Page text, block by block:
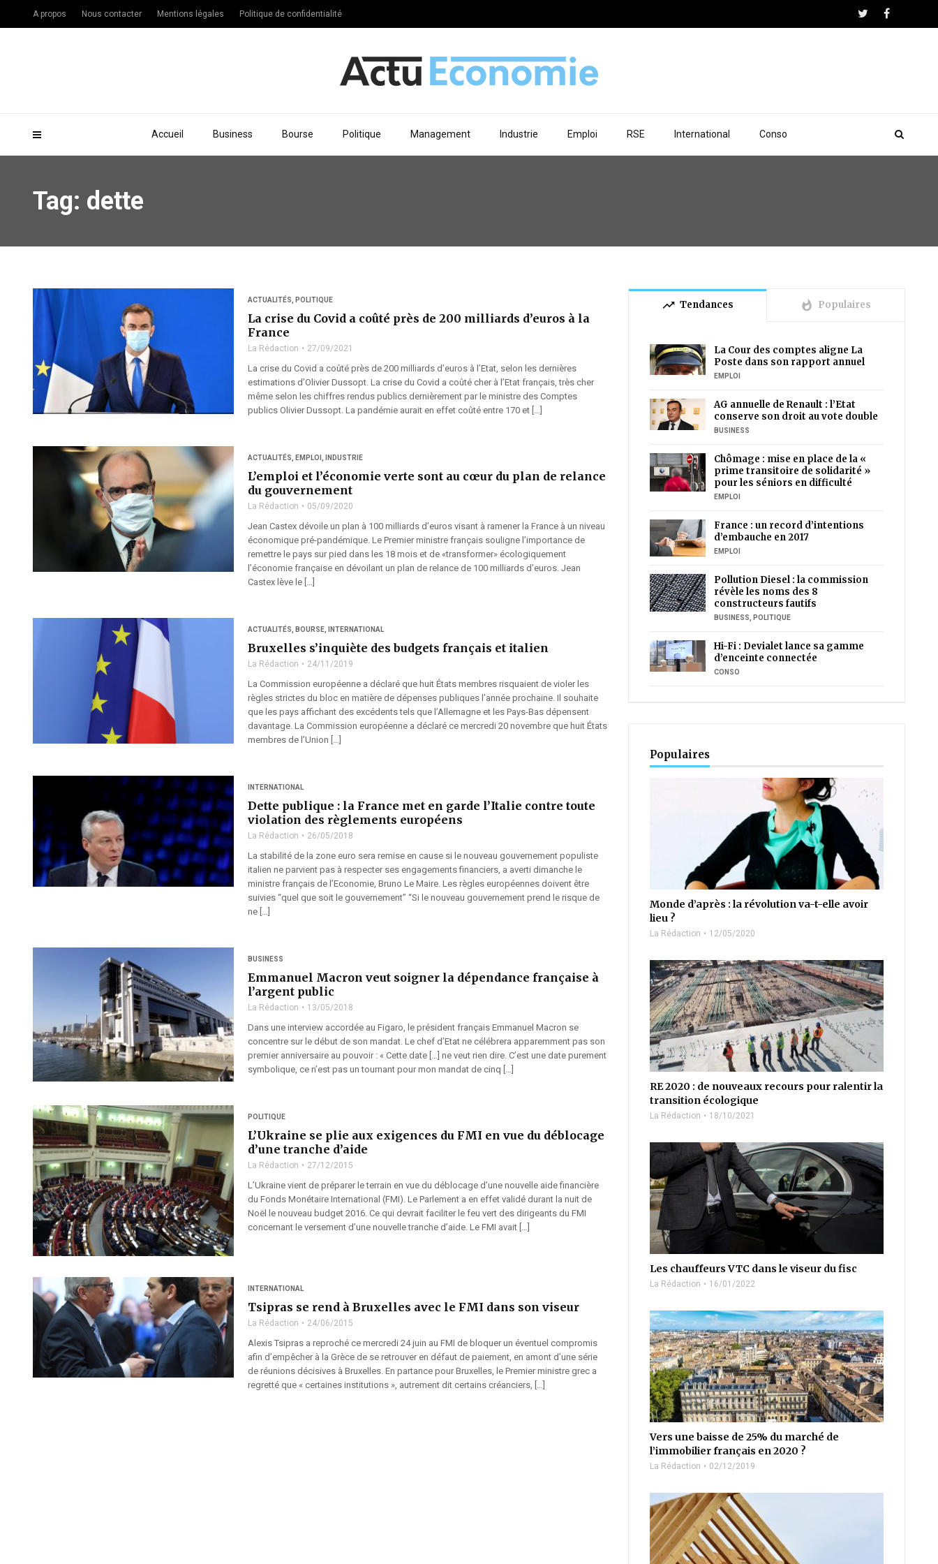
Accueil Business Bourse Politique Management Industrie Emploi RSE International Conso
A propos Nous contacter Mentions légales Politique de confidentialité
Tag: dette
ACTUALITÉS POLITIQUE
La crise du Covid a coûté près de 200 milliards d’euros à la
France
La Rédaction 27/09/2021
La crise du Covid a coûté près de 200 milliards d’euros à l’Etat, selon les dernières
estimations d’Olivier Dussopt. La crise du Covid a coûté cher à l’Etat français, très cher
même selon les chiffres rendus publics dernièrement par le ministre des Comptes
publics Olivier Dussopt. La pandémie aurait en effet coûté entre 170 et […]
ACTUALITÉS EMPLOI INDUSTRIE
L’emploi et l’économie verte sont au cœur du plan de relance
du gouvernement
La Rédaction 05/09/2020
Jean Castex dévoile un plan à 100 milliards d’euros visant à ramener la France à un niveau
économique pré-pandémique. Le Premier ministre français souligne l’importance de
remettre le pays sur pied dans les 18 mois et de «transformer» écologiquement
l’économie française en dévoilant un plan de relance de 100 milliards d’euros. Jean
Castex lève le […]
ACTUALITÉS BOURSE INTERNATIONAL
Bruxelles s’inquiète des budgets français et italien
La Rédaction 24/11/2019
La Commission européenne a déclaré que huit États membres risquaient de violer les
règles strictes du bloc en matière de dépenses publiques l’année prochaine. Il souhaite
que les pays affichant des excédents tels que l’Allemagne et les Pays-Bas dépensent
davantage. La Commission européenne a déclaré ce mercredi 20 novembre que huit États
membres de l’Union […]
INTERNATIONAL
Dette publique : la France met en garde l’Italie contre toute
violation des règlements européens
La Rédaction 26/05/2018
La stabilité de la zone euro sera remise en cause si le nouveau gouvernement populiste
italien ne parvient pas à respecter ses engagements financiers, a averti dimanche le
ministre français de l’Economie, Bruno Le Maire. Les règles européennes doivent être
suivies “quel que soit le gouvernement” “Si le nouveau gouvernement prend le risque de
ne […]
BUSINESS
Emmanuel Macron veut soigner la dépendance française à
l’argent public
La Rédaction 13/05/2018
Dans une interview accordée au Figaro, le président français Emmanuel Macron se
concentre sur le début de son mandat. Le chef d’Etat ne célébrera apparemment pas son
premier anniversaire au pouvoir : « Cette date […] ne veut rien dire. C’est une date purement
symbolique, ce n’est pas un tournant pour mon mandat de cinq […]
POLITIQUE
L’Ukraine se plie aux exigences du FMI en vue du déblocage
d’une tranche d’aide
La Rédaction 27/12/2015
L’Ukraine vient de préparer le terrain en vue du déblocage d’une nouvelle aide financière
du Fonds Monétaire International (FMI). Le Parlement a en effet validé durant la nuit de
Noël le nouveau budget 2016. Ce qui devrait faciliter le feu vert des dirigeants du FMI
concernant le versement d’une nouvelle tranche d’aide. Le FMI avait […]
INTERNATIONAL
Tsipras se rend à Bruxelles avec le FMI dans son viseur
La Rédaction 24/06/2015
Alexis Tsipras a reproché ce mercredi 24 juin au FMI de bloquer un éventuel compromis
afin d’empêcher à la Grèce de se retrouver en défaut de paiement, en amont d’une série
de réunions décisives à Bruxelles. En partance pour Bruxelles, le Premier ministre grec a
regretté que « certaines institutions », autrement dit certains créanciers, […]
trending_up Tendances whatshot Populaires
La Cour des comptes aligne La
Poste dans son rapport annuel
EMPLOI
AG annuelle de Renault : l’Etat
conserve son droit au vote double
BUSINESS
Chômage : mise en place de la «
prime transitoire de solidarité »
pour les séniors en difficulté
EMPLOI
France : un record d’intentions
d’embauche en 2017
EMPLOI
Pollution Diesel : la commission
révèle les noms des 8
constructeurs fautifs
BUSINESS, POLITIQUE
Hi-Fi : Devialet lance sa gamme
d’enceinte connectée
CONSO
Populaires
Monde d’après : la révolution va-t-elle avoir
lieu ?
La Rédaction 12/05/2020
RE 2020 : de nouveaux recours pour ralentir la
transition écologique
La Rédaction 18/10/2021
Les chauffeurs VTC dans le viseur du fisc
La Rédaction 16/01/2022
Vers une baisse de 25% du marché de
l’immobilier français en 2020 ?
La Rédaction 02/12/2019